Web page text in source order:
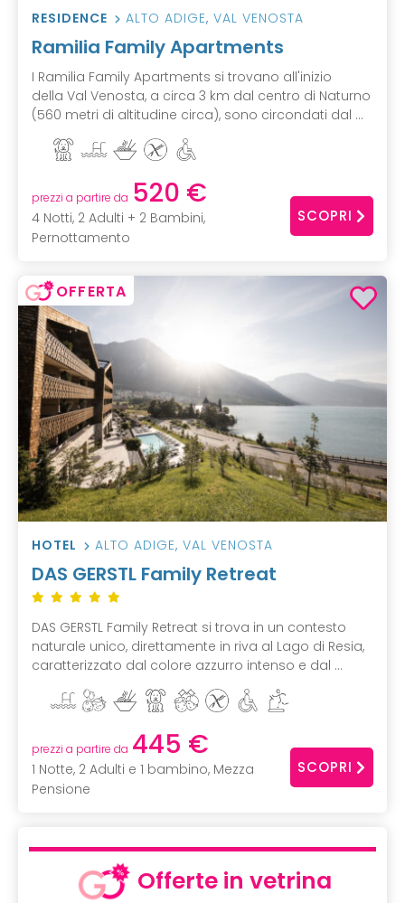
RESIDENCE ALTO ADIGE, VAL VENOSTA
Ramilia Family Apartments
I Ramilia Family Apartments si trovano all'inizio
della Val Venosta, a circa 3 km dal centro di Naturno
(560 metri di altitudine circa), sono circondati dal ...
prezzi a partire da 520 €
4 Notti, 2 Adulti + 2 Bambini,
Pernottamento
SCOPRI
OFFERTA
HOTEL ALTO ADIGE, VAL VENOSTA
DAS GERSTL Family Retreat
DAS GERSTL Family Retreat si trova in un contesto
naturale unico, direttamente in riva al Lago di Resia,
caratterizzato dal colore azzurro intenso e dal ...
prezzi a partire da 445 €
1 Notte, 2 Adulti e 1 bambino, Mezza
Pensione
SCOPRI
Offerte in vetrina